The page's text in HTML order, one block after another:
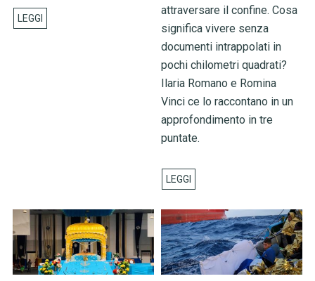
attraversare il confine. Cosa
significa vivere senza
documenti intrappolati in
pochi chilometri quadrati?
Ilaria Romano e Romina
Vinci ce lo raccontano in un
approfondimento in tre
puntate.